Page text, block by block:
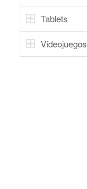
Tablets
Videojuegos